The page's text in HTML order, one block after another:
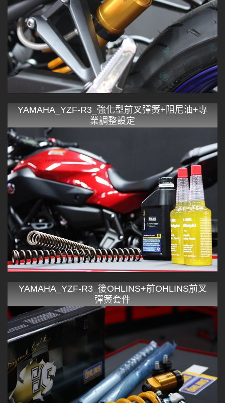
YAMAHA_YZF-R3_強化型前叉彈簧+阻尼油+專
業調整設定
YAMAHA_YZF-R3_後OHLINS+前OHLINS前叉
彈簧套件